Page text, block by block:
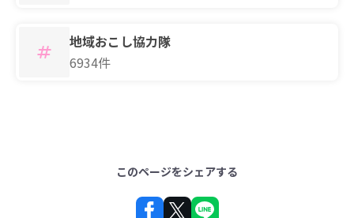
地域おこし協力隊
6934件
このページをシェアする